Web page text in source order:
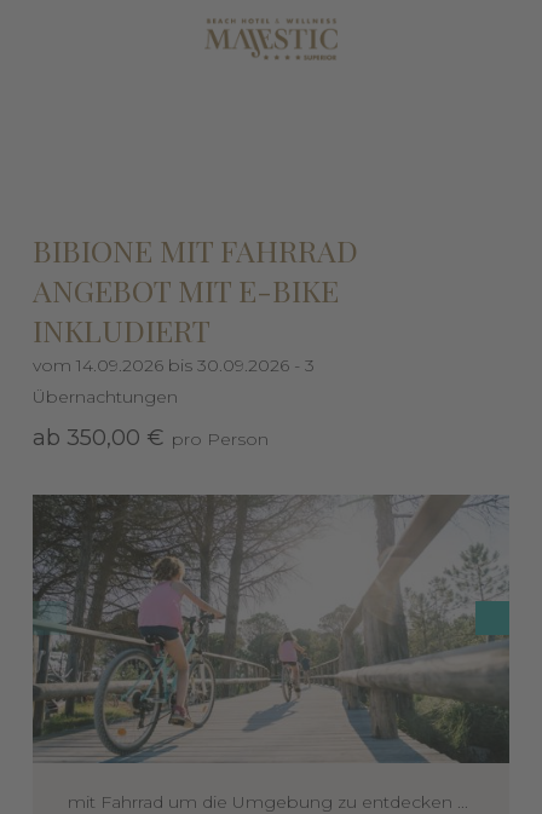
BIBIONE MIT FAHRRAD
ANGEBOT MIT E-BIKE
INKLUDIERT
vom 14.09.2026 bis 30.09.2026 - 3
Übernachtungen
ab 350,00 € pro Person
mit Fahrrad um die Umgebung zu entdecken ...